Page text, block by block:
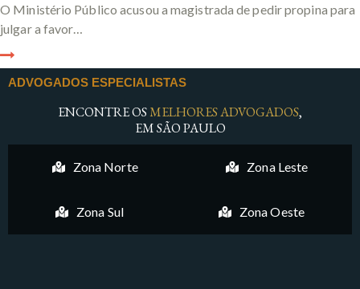
O Ministério Público acusou a magistrada de pedir propina para
julgar a favor…
ADVOGADOS ESPECIALISTAS
ENCONTRE OSMELHORES ADVOGADOS,
EM SÃO PAULO
Zona Norte Zona Leste
Zona Sul Zona Oeste